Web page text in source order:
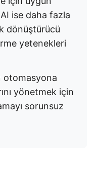
ise daha fazla
dönüştürücü
yetenekleri
otomasyona
yönetmek için
sorunsuz